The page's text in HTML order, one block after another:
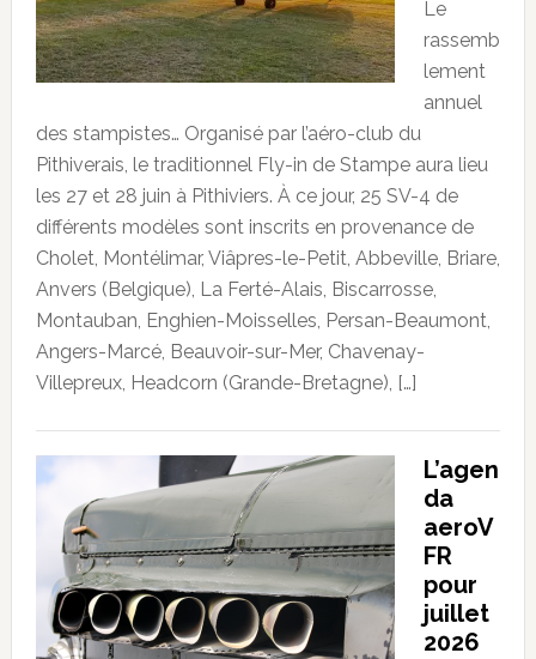
Le
rassemb
lement
annuel
des stampistes… Organisé par l’aéro-club du
Pithiverais, le traditionnel Fly-in de Stampe aura lieu
les 27 et 28 juin à Pithiviers. À ce jour, 25 SV-4 de
différents modèles sont inscrits en provenance de
Cholet, Montélimar, Viâpres-le-Petit, Abbeville, Briare,
Anvers (Belgique), La Ferté-Alais, Biscarrosse,
Montauban, Enghien-Moisselles, Persan-Beaumont,
Angers-Marcé, Beauvoir-sur-Mer, Chavenay-
Villepreux, Headcorn (Grande-Bretagne), […]
L’agen
da
aeroV
FR
pour
juillet
2026